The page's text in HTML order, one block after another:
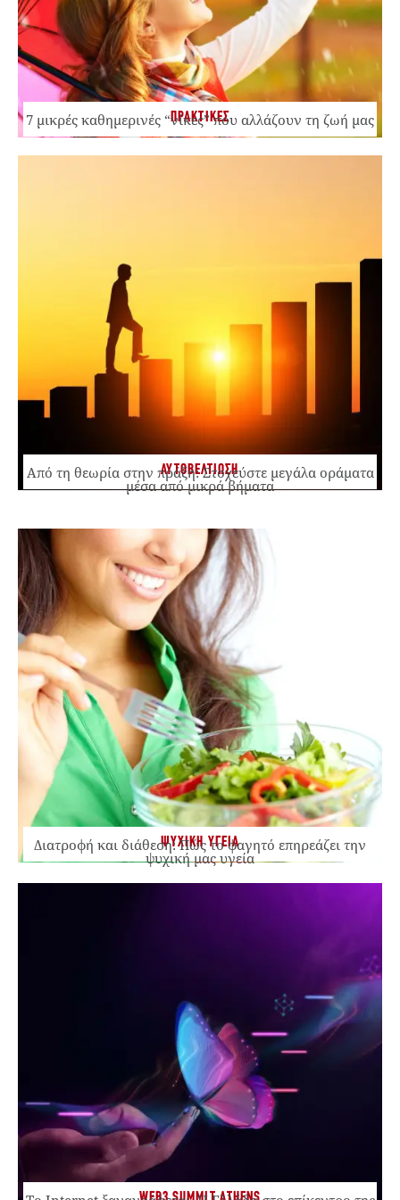
ΠΡΑΚΤΙΚΕΣ
7 μικρές καθημερινές “νίκες” που αλλάζουν τη ζωή μας
ΑΥΤΟΒΕΛΤΙΩΣΗ
Από τη θεωρία στην πράξη: Στοχεύστε μεγάλα οράματα
μέσα από μικρά βήματα
ΨΥΧΙΚΗ ΥΓΕΙΑ
Διατροφή και διάθεση: Πώς το φαγητό επηρεάζει την
ψυχική μας υγεία